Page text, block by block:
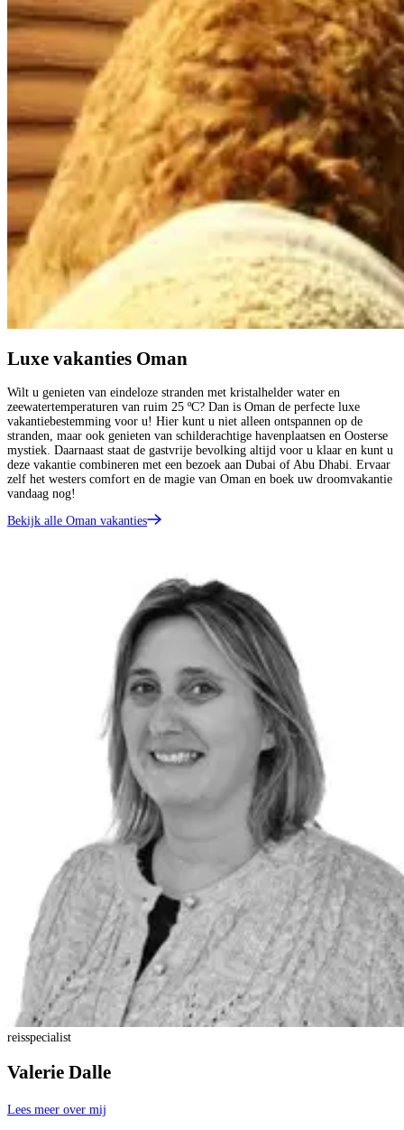
Luxe vakanties Oman
Wilt u genieten van eindeloze stranden met kristalhelder water en
zeewatertemperaturen van ruim 25 ºC? Dan is Oman de perfecte luxe
vakantiebestemming voor u! Hier kunt u niet alleen ontspannen op de
stranden, maar ook genieten van schilderachtige havenplaatsen en Oosterse
mystiek. Daarnaast staat de gastvrije bevolking altijd voor u klaar en kunt u
deze vakantie combineren met een bezoek aan Dubai of Abu Dhabi. Ervaar
zelf het westers comfort en de magie van Oman en boek uw droomvakantie
vandaag nog!
Bekijk alle Oman vakanties
reisspecialist
Valerie Dalle
Lees meer over mij